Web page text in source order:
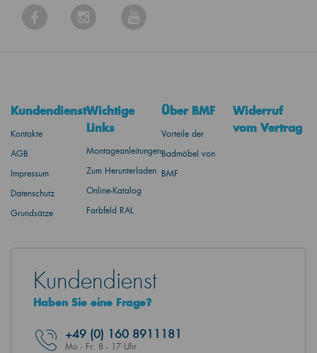
Kundendienst
Kontakte
AGB
Impressum
Datenschutz
Grundsätze
Wichtige
Links
Montageanleitungen
Zum Herunterladen
Online-Katalog
Farbfeld RAL
Über BMF
Vorteile der
Badmöbel von
BMF
Widerruf
vom Vertrag
Kundendienst
Haben Sie eine Frage?
+49 (0) 160 8911181
Mo - Fr: 8 - 17 Uhr